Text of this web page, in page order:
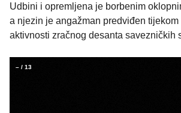
Udbini i opremljena je borbenim
a njezin je angažman predviđen
aktivnosti zračnog desanta savezničkih
– / 13